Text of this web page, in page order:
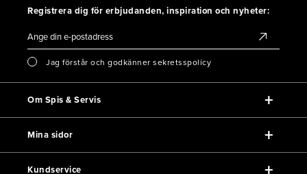
Registrera dig för erbjudanden, inspiration och nyheter:
Jag förstår och godkänner sekretsspolicy
Om Spis & Servis
Mina sidor
Kundservice